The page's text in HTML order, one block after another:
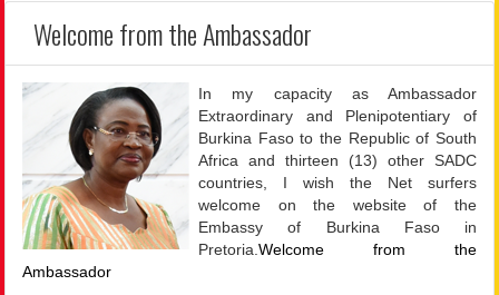
Welcome from the Ambassador
In my capacity as Ambassador
Extraordinary and Plenipotentiary of
Burkina Faso to the Republic of South
Africa and thirteen (13) other SADC
countries, I wish the Net surfers
welcome on the website of the
Embassy of Burkina Faso
in
Pretoria.Welcome from the
Ambassador